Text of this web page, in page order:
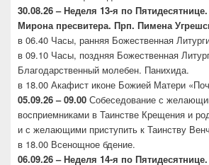
30.08.26 – Неделя 13-я по
Мирона пресвитера. Прп. Пимена
в 06.40 Часы, ранняя Божественная
в 09.10 Часы, поздняя Божественная
Благодарственный молебен. Панихида.
в 18.00 Акафист иконе Божией Матери
05.09.26 – 09.00 Собеседование с
восприемниками в Таинстве Крещения и
и с желающими приступить к Таинству
в 18.00 Всенощное бдение.
06.09.26 – Неделя 14-я по